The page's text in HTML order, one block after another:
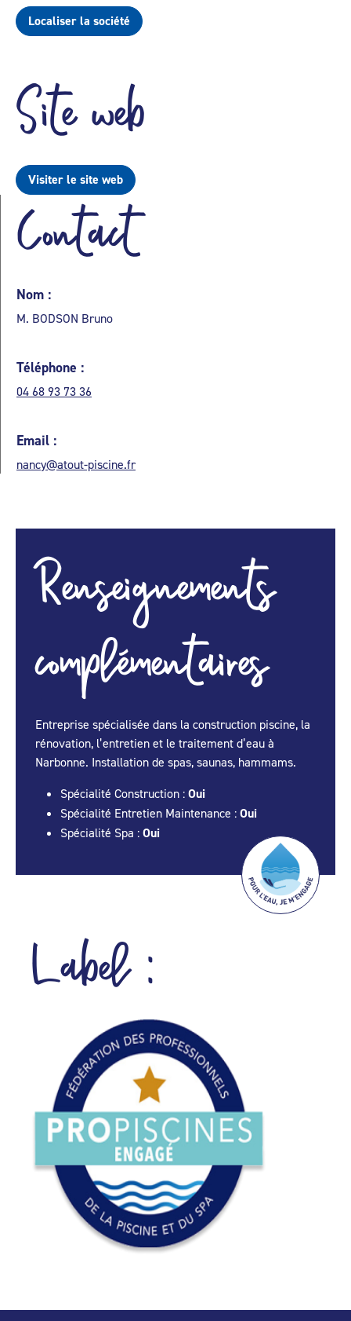
Localiser la société
Site web
Visiter le site web
Contact
Nom :
M. BODSON Bruno
Téléphone :
04 68 93 73 36
Email :
nancy@atout-piscine.fr
Renseignements
complémentaires
Entreprise spécialisée dans la construction piscine, la
rénovation, l’entretien et le traitement d’eau à
Narbonne. Installation de spas, saunas, hammams.
Spécialité Construction : Oui
Spécialité Entretien Maintenance : Oui
Spécialité Spa : Oui
Label :